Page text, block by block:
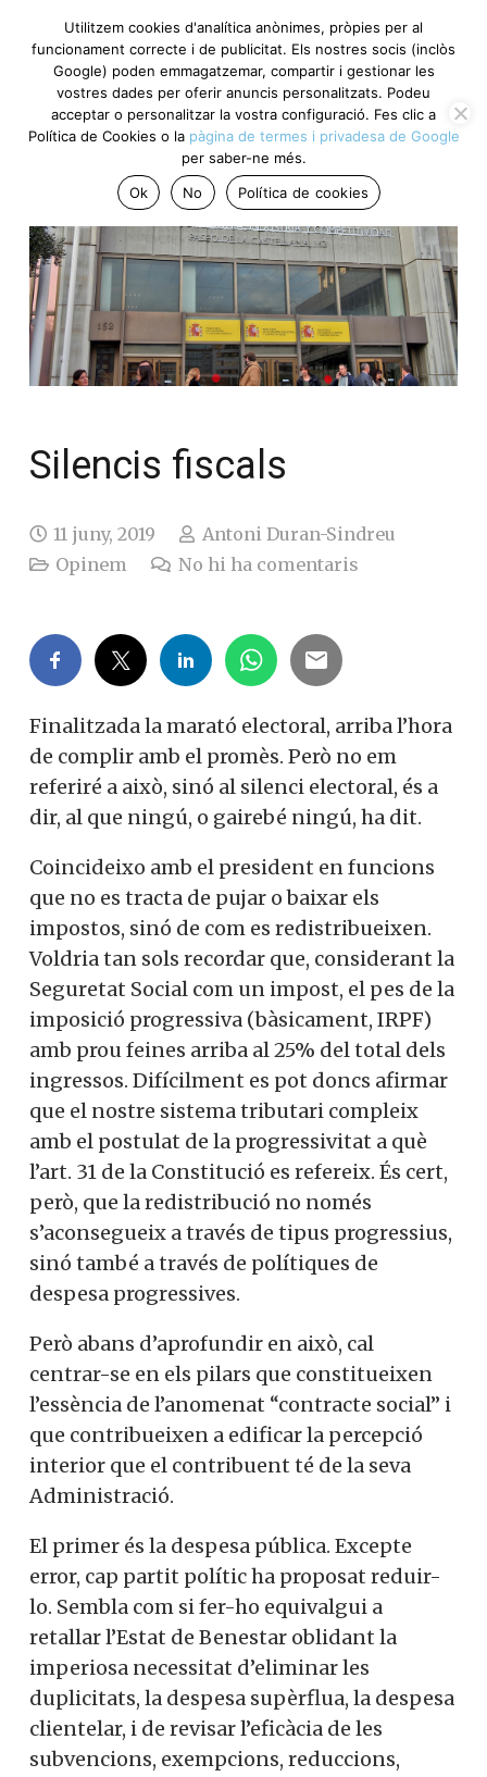
Silencis fiscals
11 juny, 2019
Antoni Duran-Sindreu
Opinem
No hi ha comentaris
Finalitzada la marató electoral, arriba l’hora
de complir amb el promès. Però no em
referiré a això, sinó al silenci electoral, és a
dir, al que ningú, o gairebé ningú, ha dit.
Coincideixo amb el president en funcions
que no es tracta de pujar o baixar els
impostos, sinó de com es redistribueixen.
Voldria tan sols recordar que, considerant la
Seguretat Social com un impost, el pes de la
imposició progressiva (bàsicament, IRPF)
amb prou feines arriba al 25% del total dels
ingressos. Difícilment es pot doncs afirmar
que el nostre sistema tributari compleix
amb el postulat de la progressivitat a què
l’art. 31 de la Constitució es refereix. És cert,
però, que la redistribució no només
s’aconsegueix a través de tipus progressius,
sinó també a través de polítiques de
despesa progressives.
Però abans d’aprofundir en això, cal
centrar-se en els pilars que constitueixen
l’essència de l’anomenat “contracte social” i
que contribueixen a edificar la percepció
interior que el contribuent té de la seva
Administració.
El primer és la despesa pública. Excepte
error, cap partit polític ha proposat reduir-
lo. Sembla com si fer-ho equivalgui a
retallar l’Estat de Benestar oblidant la
imperiosa necessitat d’eliminar les
duplicitats, la despesa supèrflua, la despesa
clientelar, i de revisar l’eficàcia de les
subvencions, exempcions, reduccions,
Utilitzem cookies d'analítica anònimes, pròpies per al
funcionament correcte i de publicitat. Els nostres socis (inclòs
Google) poden emmagatzemar, compartir i gestionar les
vostres dades per oferir anuncis personalitzats. Podeu
acceptar o personalitzar la vostra configuració. Fes clic a
Política de Cookies o la pàgina de termes i privadesa de Google
per saber-ne més.
Ok
No Política de cookies